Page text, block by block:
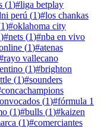
(1)#liga betplay
perú (1)#los chankas
1)#oklahoma city
)#nets (1)#nba en vivo
(1)#atenas
rayo vallecano
(1)#brighton
(1)#sounders
concachampions
(1)#fórmula 1
(1)#bulls (1)#kaizen
(1)#comerciantes